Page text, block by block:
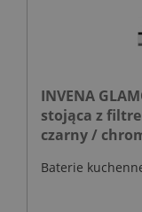
INVENA
stojąca z
czarny /
Baterie